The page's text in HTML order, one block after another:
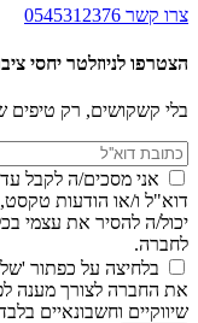
צרו קשר 0545312376
הצטרפו לניוזלטר יחסי
בלי קשקושים, רק טיפים
אני מסכים/ה לקבל
דוא"ל ו/או הודעות טקסט,
יכול/ה להסיר את עצמי
לחברה.
בלחיצה על כפתור
את החברה לצורך מענה
שיווקיים וחשבונאיים